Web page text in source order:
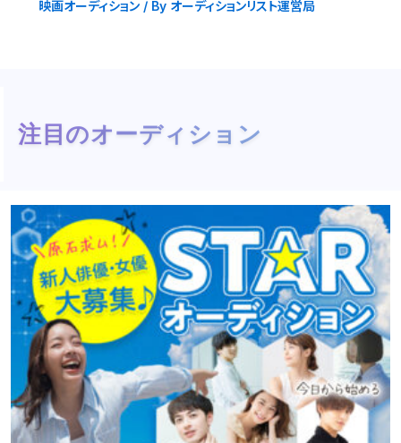
映画オーディション/ By オーディションリスト運営局
注目のオーディション